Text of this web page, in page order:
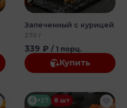
Запеченный с курицей
270 г
339 ₽ / 1 порц.
Купить
б +27 8 шт